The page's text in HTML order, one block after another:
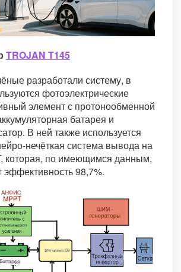
TROJAN T145
разработали систему, в
фотоэлектрические
элемент с протонообменной
батарея и
В ней также используется
нечёткая система вывода на
которая, по имеющимся данным,
эффективность 98,7%.